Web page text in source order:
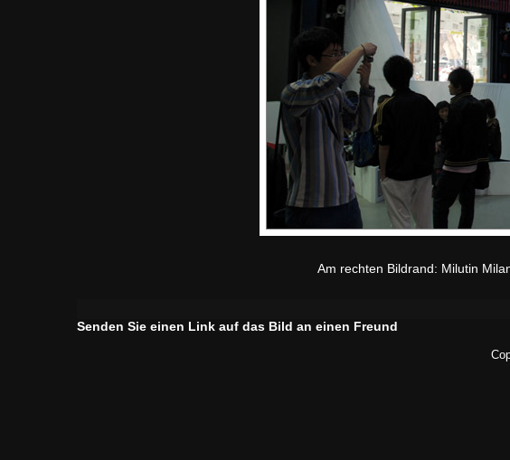
Am rechten Bildrand: Milutin
Senden Sie einen Link auf das Bild an einen Freund